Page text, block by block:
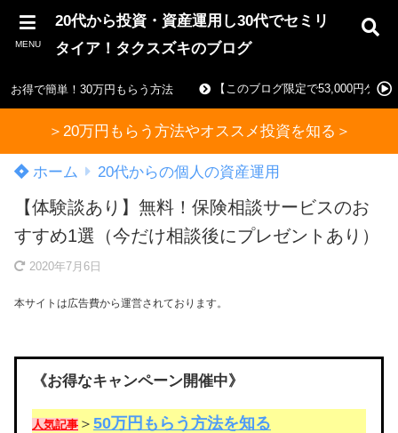
MENU
20代から投資・資産運用し30代でセミリ
タイア！タクスズキのブログ
お得で簡単！30万円もらう方法 【このブログ限定で53,000円ゲッ
＞20万円もらう方法やオススメ投資を知る＞
ホーム 20代からの個人の資産運用
【体験談あり】無料！保険相談サービスのお
すすめ1選（今だけ相談後にプレゼントあり）
2020年7月6日
本サイトは広告費から運営されております。
《お得なキャンペーン開催中》
人気記事 ＞ 50万円もらう方法を知る